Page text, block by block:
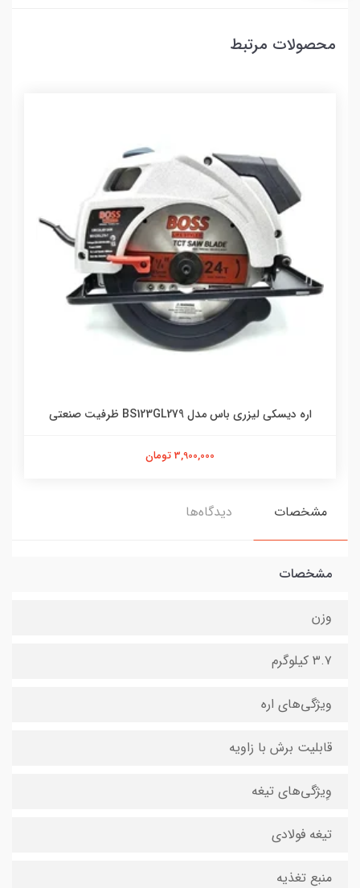
محصولات مرتبط
اره دیسکی لیزری باس مدل BS123GL279 ظرفیت صنعتی
3,900,000 تومان
مشخصات دیدگاه‌ها
مشخصات
وزن
۳.۷ کیلوگرم
ویژگی‌های اره
قابلیت برش با زاویه
وِیژگی‌های تیغه
تیغه فولادی
منبع تغذیه